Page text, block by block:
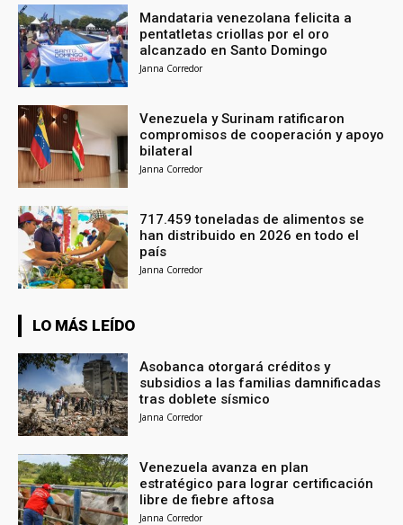
Mandataria venezolana felicita a
pentatletas criollas por el oro
alcanzado en Santo Domingo
Janna Corredor
Venezuela y Surinam ratificaron
compromisos de cooperación y apoyo
bilateral
Janna Corredor
717.459 toneladas de alimentos se
han distribuido en 2026 en todo el
país
Janna Corredor
LO MÁS LEÍDO
Asobanca otorgará créditos y
subsidios a las familias damnificadas
tras doblete sísmico
Janna Corredor
Venezuela avanza en plan
estratégico para lograr certificación
libre de fiebre aftosa
Janna Corredor